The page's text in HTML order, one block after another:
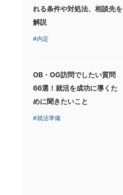
れる条件や対処法、相談先を
解説
内定
OB・OG訪問でしたい質問
66選！就活を成功に導くた
めに聞きたいこと
就活準備